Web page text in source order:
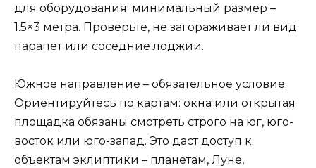
для оборудования; минимальный размер –
1.5×3 метра. Проверьте, не загораживает ли вид
парапет или соседние лоджии.
Южное направление – обязательное условие.
Ориентируйтесь по картам: окна или открытая
площадка обязаны смотреть строго на юг, юго-
восток или юго-запад. Это даст доступ к
объектам эклиптики – планетам, Луне,